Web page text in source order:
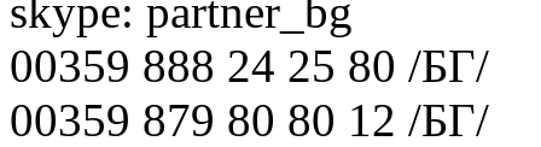
skype: partner_bg
00359 888 24 25 80 /БГ/
00359 879 80 80 12 /БГ/